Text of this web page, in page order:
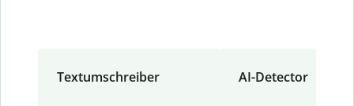
Textumschreiber AI-Detector